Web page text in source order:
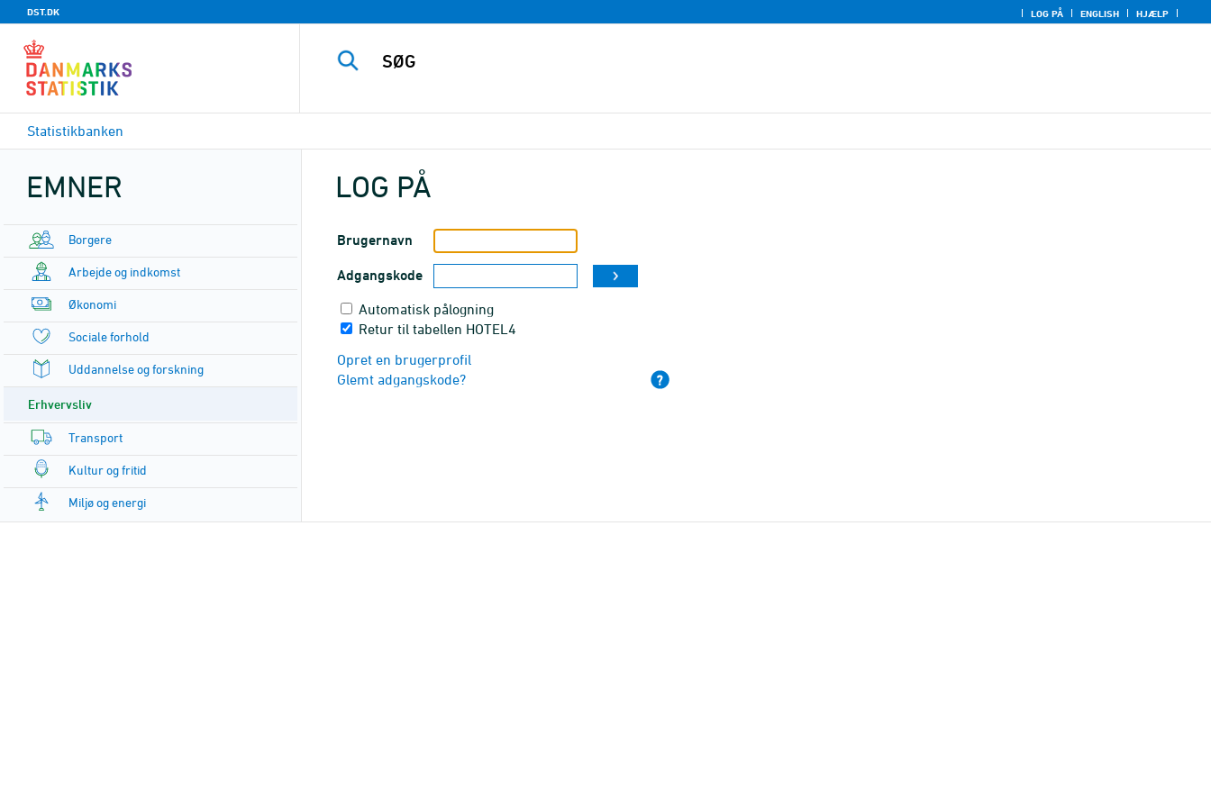
DST.DK LOG PÅ ENGLISH HJÆLP
Statistikbanken
EMNER
Borgere
Arbejde og indkomst
Økonomi
Sociale forhold
Uddannelse og forskning
Erhvervsliv
Transport
Kultur og fritid
Miljø og energi
LOG PÅ
Brugernavn
Adgangskode
Automatisk pålogning
Retur til tabellen HOTEL4
Opret en brugerprofil
Glemt adgangskode?